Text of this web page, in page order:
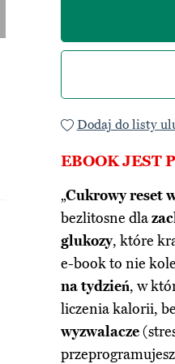
Dodaj do listy
EBOOK JEST
„Cukrowy reset
bezlitosne dla
glukozy, które
e-book to nie
na tydzień, w
liczenia kalorii,
wyzwalacze
przeprogramujesz